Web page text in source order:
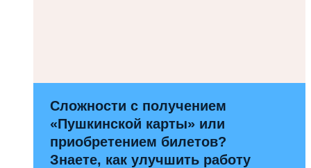
Сложности с получением
«Пушкинской карты» или
приобретением билетов?
Знаете, как улучшить работу